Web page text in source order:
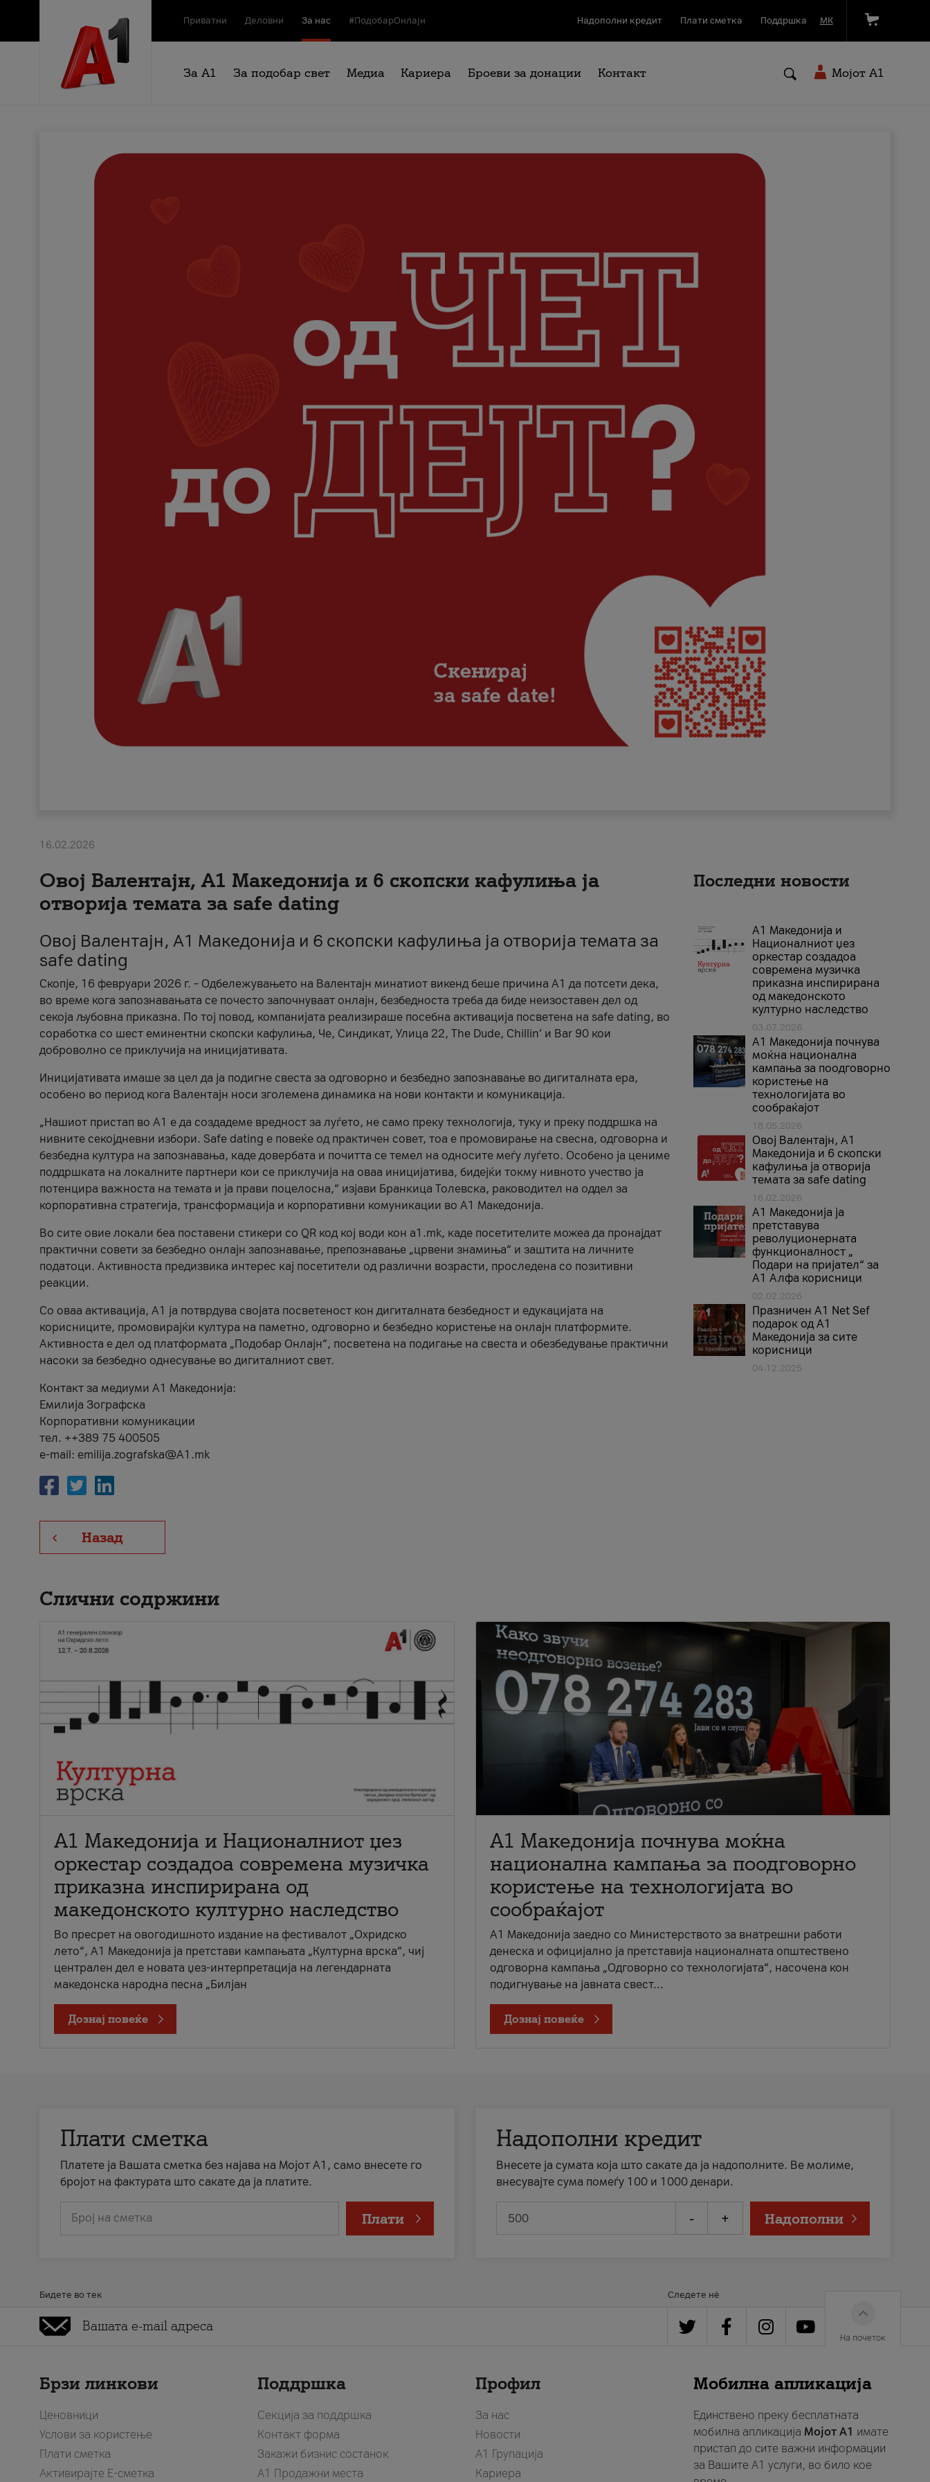
Приватни Деловни За нас #ПодобарОнлајн Надополни кредит Плати сметка Поддршка МК
За А1 За подобар свет Медиа Кариера Броеви за донации Контакт Мојот A1
16.02.2026
Овој Валентајн, A1 Македонија и 6 скопски кафулиња ја
отворија темата за safe dating
Овој Валентајн, A1 Македонија и 6 скопски кафулиња ја отворија темата за
safe dating
Скопје, 16 февруари 2026 г. – Одбележувањето на Валентајн минатиот викенд беше причина А1 да потсети дека,
во време кога запознавањата се почесто започнуваат онлајн, безбедноста треба да биде неизоставен дел од
секоја љубовна приказна. По тој повод, компанијата реализираше посебна активација посветена на safe dating, во
соработка со шест еминентни скопски кафулиња, Че, Синдикат, Улица 22, The Dude, Chillin’ и Bar 90 кои
доброволно се приклучија на иницијативата.
Иницијативата имаше за цел да ја подигне свеста за одговорно и безбедно запознавање во дигиталната ера,
особено во период кога Валентајн носи зголемена динамика на нови контакти и комуникација.
„Нашиот пристап во А1 е да создадеме вредност за луѓето, не само преку технологија, туку и преку поддршка на
нивните секојдневни избори. Safe dating е повеќе од практичен совет, тоа е промовирање на свесна, одговорна и
безбедна култура на запознавања, каде довербата и почитта се темел на односите меѓу луѓето. Особено ја цениме
поддршката на локалните партнери кои се приклучија на оваа иницијатива, бидејќи токму нивното учество ја
потенцира важноста на темата и ја прави поцелосна,“ изјави Бранкица Толевска, раководител на оддел за
корпоративна стратегија, трансформација и корпоративни комуникации во А1 Македонија.
Во сите овие локали беа поставени стикери со QR код кој води кон a1.mk, каде посетителите можеа да пронајдат
практични совети за безбедно онлајн запознавање, препознавање „црвени знамиња“ и заштита на личните
податоци. Активноста предизвика интерес кај посетители од различни возрасти, проследена со позитивни
реакции.
Со оваа активација, А1 ја потврдува својата посветеност кон дигиталната безбедност и едукацијата на
корисниците, промовирајќи култура на паметно, одговорно и безбедно користење на онлајн платформите.
Активноста е дел од платформата „Подобар Онлајн“, посветена на подигање на свеста и обезбедување практични
насоки за безбедно однесување во дигиталниот свет.
Контакт за медиуми А1 Македонија:
Емилија Зографска
Корпоративни комуникации
тел. ++389 75 400505
e-mail: emilija.zografska@A1.mk
Назад
Последни новости
А1 Македонија и
Националниот џез
оркестар создадоа
современа музичка
приказна инспирирана
од македонското
културно наследство
03.07.2026
A1 Македонија почнува
моќна национална
кампања за поодговорно
користење на
технологијата во
сообраќајот
18.05.2026
Овој Валентајн, A1
Македонија и 6 скопски
кафулиња ја отворија
темата за safe dating
16.02.2026
А1 Македонија ја
претставува
револуционерната
функционалност „
Подари на пријател“ за
А1 Алфа корисници
02.02.2026
Празничен A1 Net Sеf
подарок од А1
Македонија за сите
корисници
04.12.2025
Слични содржини
А1 Македонија и Националниот џез
оркестар создадоа современа музичка
приказна инспирирана од
македонското културно наследство
Во пресрет на овогодишното издание на фестивалот „Охридско
лето“, А1 Македонија ја претстави кампањата „Културна врска“, чиј
централен дел е новата џез-интерпретација на легендарната
македонска народна песна „Билјан
Дознај повеќе
A1 Македонија почнува моќна
национална кампања за поодговорно
користење на технологијата во
сообраќајот
A1 Македонија заедно со Министерството за внатрешни работи
денеска и официјално ја претставија националната општествено
одговорна кампања „Одговорно со технологијата“, насочена кон
подигнување на јавната свест...
Дознај повеќе
Плати сметка
Платете ја Вашата сметка без најава на Мојот А1, само внесете го
бројот на фактурата што сакате да ја платите.
Број на сметка Плати
Надополни кредит
Внесете ја сумата која што сакате да ја надополните. Ве молиме,
внесувајте сума помеѓу 100 и 1000 денари.
- + Надополни
Бидете во тек Следете нè
На почеток
Брзи линкови
Ценовници
Услови за користење
Плати сметка
Активирајте Е-сметка
Поддршка
Секција за поддршка
Контакт форма
Закажи бизнис состанок
A1 Продажни места
Профил
За нас
Новости
А1 Групација
Кариера
Мобилна апликација
Единствено преку бесплатната
мобилна апликација Мојот A1 имате
пристап до сите важни информации
за Вашите A1 услуги, во било кое